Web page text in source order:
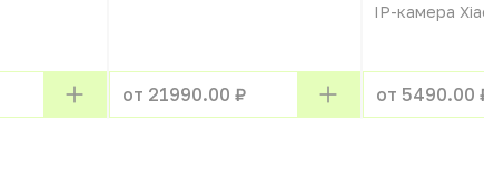
от 21990.00 ₽
IP-камера
от 5490.00